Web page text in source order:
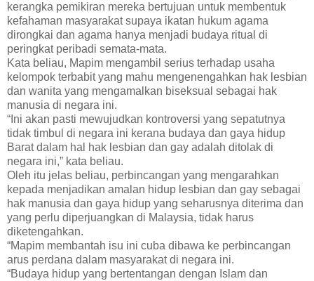
kerangka pemikiran mereka bertujuan untuk membentuk
kefahaman masyarakat supaya ikatan hukum agama
dirongkai dan agama hanya menjadi budaya ritual di
peringkat peribadi semata-mata.
Kata beliau, Mapim mengambil serius terhadap usaha
kelompok terbabit yang mahu mengenengahkan hak lesbian
dan wanita yang mengamalkan biseksual sebagai hak
manusia di negara ini.
“Ini akan pasti mewujudkan kontroversi yang sepatutnya
tidak timbul di negara ini kerana budaya dan gaya hidup
Barat dalam hal hak lesbian dan gay adalah ditolak di
negara ini,” kata beliau.
Oleh itu jelas beliau, perbincangan yang mengarahkan
kepada menjadikan amalan hidup lesbian dan gay sebagai
hak manusia dan gaya hidup yang seharusnya diterima dan
yang perlu diperjuangkan di Malaysia, tidak harus
diketengahkan.
“Mapim membantah isu ini cuba dibawa ke perbincangan
arus perdana dalam masyarakat di negara ini.
“Budaya hidup yang bertentangan dengan Islam dan